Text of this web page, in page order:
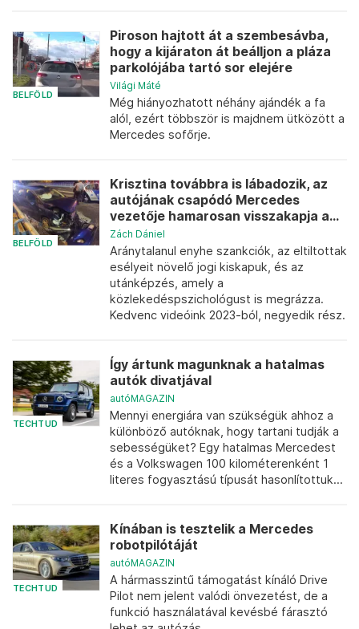
BELFÖLD
Piroson hajtott át a szembesávba,
hogy a kijáraton át beálljon a pláza
parkolójába tartó sor elejére
Világi Máté
Még hiányozhatott néhány ajándék a fa
alól, ezért többször is majdnem ütközött a
Mercedes sofőrje.
BELFÖLD
Krisztina továbbra is lábadozik, az
autójának csapódó Mercedes
vezetője hamarosan visszakapja a...
Zách Dániel
Aránytalanul enyhe szankciók, az eltiltottak
esélyeit növelő jogi kiskapuk, és az
utánképzés, amely a
közlekedéspszichológust is megrázza.
Kedvenc videóink 2023-ból, negyedik rész.
TECHTUD
Így ártunk magunknak a hatalmas
autók divatjával
autóMAGAZIN
Mennyi energiára van szükségük ahhoz a
különböző autóknak, hogy tartani tudják a
sebességüket? Egy hatalmas Mercedest
és a Volkswagen 100 kilométerenként 1
literes fogyasztású típusát hasonlítottuk...
TECHTUD
Kínában is tesztelik a Mercedes
robotpilótáját
autóMAGAZIN
A hármasszintű támogatást kínáló Drive
Pilot nem jelent valódi önvezetést, de a
funkció használatával kevésbé fárasztó